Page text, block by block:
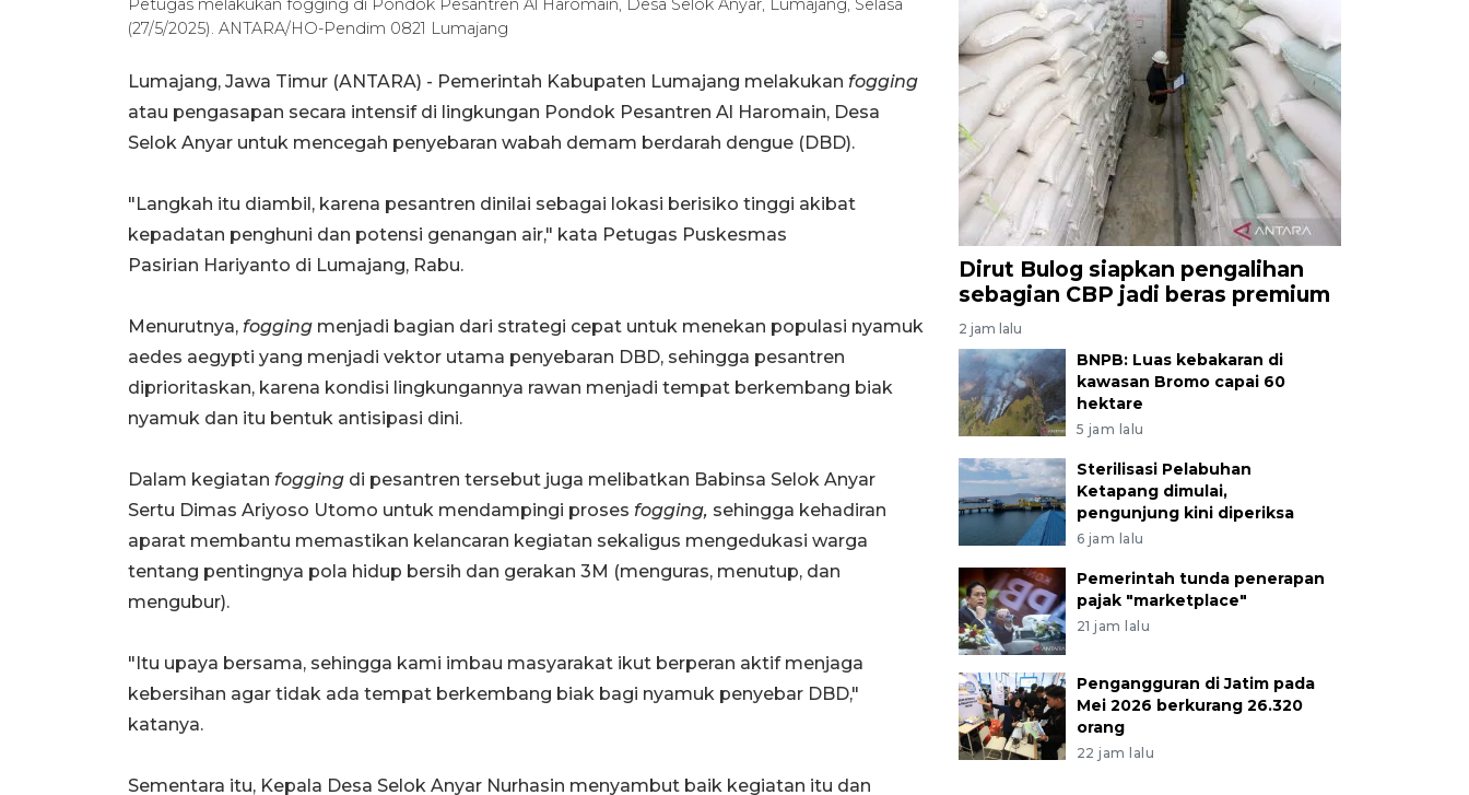
Petugas melakukan fogging di Pondok Pesantren Al Haromain, Desa Selok Anyar, Lumajang, Selasa
(27/5/2025). ANTARA/HO-Pendim 0821 Lumajang
Lumajang, Jawa Timur (ANTARA) - Pemerintah Kabupaten Lumajang melakukan fogging
atau pengasapan secara intensif di lingkungan Pondok Pesantren Al Haromain, Desa
Selok Anyar untuk mencegah penyebaran wabah demam berdarah dengue (DBD).
"Langkah itu diambil, karena pesantren dinilai sebagai lokasi berisiko tinggi akibat
kepadatan penghuni dan potensi genangan air," kata Petugas Puskesmas
Pasirian Hariyanto di Lumajang, Rabu.
Menurutnya, fogging menjadi bagian dari strategi cepat untuk menekan populasi nyamuk
aedes aegypti yang menjadi vektor utama penyebaran DBD, sehingga pesantren
diprioritaskan, karena kondisi lingkungannya rawan menjadi tempat berkembang biak
nyamuk dan itu bentuk antisipasi dini.
Dalam kegiatan fogging di pesantren tersebut juga melibatkan Babinsa Selok Anyar
Sertu Dimas Ariyoso Utomo untuk mendampingi proses fogging, sehingga kehadiran
aparat membantu memastikan kelancaran kegiatan sekaligus mengedukasi warga
tentang pentingnya pola hidup bersih dan gerakan 3M (menguras, menutup, dan
mengubur).
"Itu upaya bersama, sehingga kami imbau masyarakat ikut berperan aktif menjaga
kebersihan agar tidak ada tempat berkembang biak bagi nyamuk penyebar DBD,"
katanya.
Sementara itu, Kepala Desa Selok Anyar Nurhasin menyambut baik kegiatan itu dan
Dirut Bulog siapkan pengalihan
sebagian CBP jadi beras premium
2 jam lalu
BNPB: Luas kebakaran di
kawasan Bromo capai 60
hektare
5 jam lalu
Sterilisasi Pelabuhan
Ketapang dimulai,
pengunjung kini diperiksa
6 jam lalu
Pemerintah tunda penerapan
pajak "marketplace"
21 jam lalu
Pengangguran di Jatim pada
Mei 2026 berkurang 26.320
orang
22 jam lalu